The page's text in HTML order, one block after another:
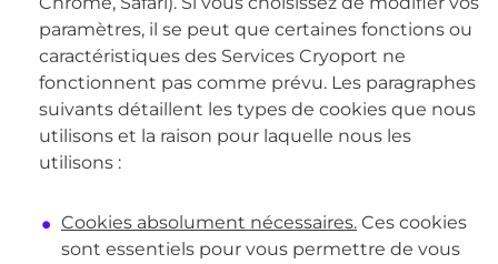
paramètres, il se peut que certaines fonctions ou
caractéristiques des Services Cryoport ne
fonctionnent pas comme prévu. Les paragraphes
suivants détaillent les types de cookies que nous
utilisons et la raison pour laquelle nous les
utilisons :
Cookies absolument nécessaires. Ces cookies
sont essentiels pour vous permettre de vous